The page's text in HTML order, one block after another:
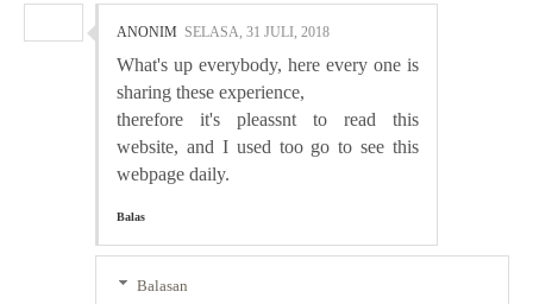
ANONIM SELASA, 31 JULI, 2018
What's up everybody, here every one is
sharing these experience,
therefore it's pleassnt to read this
website, and I used too go to see this
webpage daily.
Balas
Balasan